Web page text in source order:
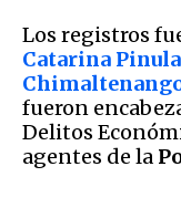
Los registros
Catarina
fueron
Delitos
agentes de la